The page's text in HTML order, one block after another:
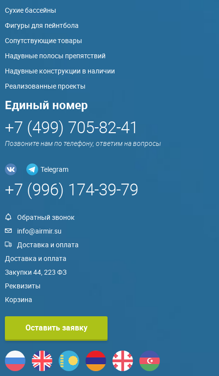
Сухие бассейны
Фигуры для пейнтбола
Сопутствующие товары
Надувные полосы препятствий
Надувные конструкции в наличии
Реализованные проекты
Единый номер
+7 (499) 705-82-41
Позвоните нам по телефону, ответим на вопросы
Telegram
+7 (996) 174-39-79
Обратный звонок
info@airmir.su
Доставка и оплата
Доставка и оплата
Закупки 44, 223 ФЗ
Реквизиты
Корзина
Оставить заявку